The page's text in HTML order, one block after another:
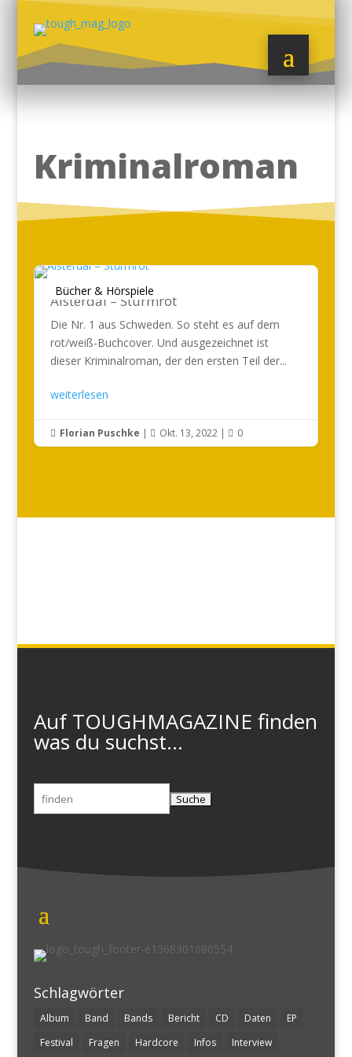
Kriminalroman
Bücher & Hörspiele
Alsterdal – Sturmrot
Die Nr. 1 aus Schweden. So steht es auf dem
rot/weiß-Buchcover. Und ausgezeichnet ist
dieser Kriminalroman, der den ersten Teil der...
weiterlesen
 Florian Puschke |  Okt. 13, 2022|  0
Auf TOUGHMAGAZINE finden
was du suchst...
Suchen
nach:
Schlagwörter
Album Band Bands Bericht CD Daten
EP
Festival
Fragen Hardcore Infos Interview